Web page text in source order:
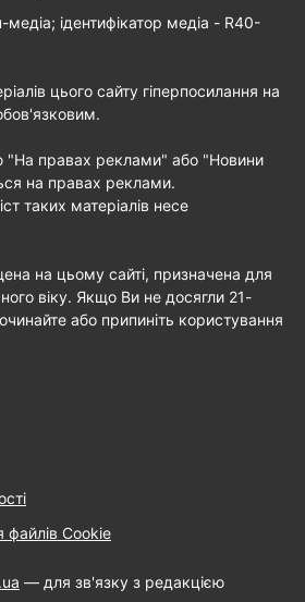
ідентифікатор медіа - R40-
цього сайту гіперпосилання на
"На правах реклами" або "Новини
на правах реклами.
таких матеріалів несе
на цьому сайті, призначена для
віку. Якщо Ви не досягли 21-
або припиніть користування
файлів Cookie
— для зв'язку з редакцією